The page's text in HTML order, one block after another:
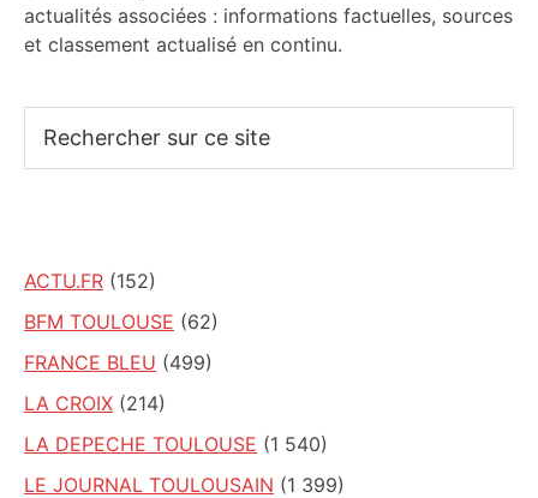
actualités associées : informations factuelles, sources
et classement actualisé en continu.
sur
ACTU.FR (152)
BFM TOULOUSE (62)
FRANCE BLEU (499)
LA CROIX (214)
LA DEPECHE TOULOUSE (1 540)
LE JOURNAL TOULOUSAIN (1 399)